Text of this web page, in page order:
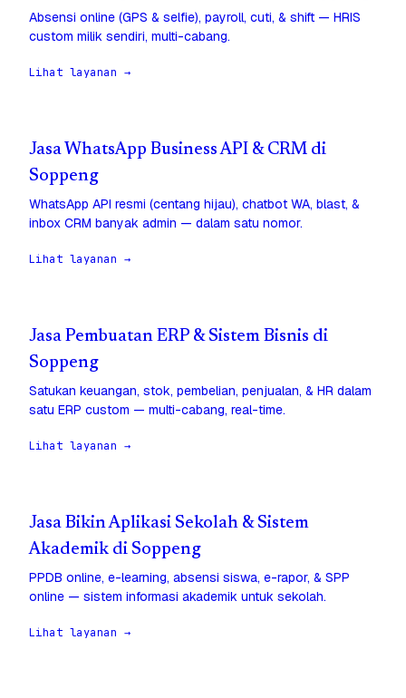
Absensi online (GPS & selfie), payroll, cuti, & shift — HRIS
custom milik sendiri, multi-cabang.
Lihat layanan →
Jasa WhatsApp Business API & CRM di
Soppeng
WhatsApp API resmi (centang hijau), chatbot WA, blast, &
inbox CRM banyak admin — dalam satu nomor.
Lihat layanan →
Jasa Pembuatan ERP & Sistem Bisnis di
Soppeng
Satukan keuangan, stok, pembelian, penjualan, & HR dalam
satu ERP custom — multi-cabang, real-time.
Lihat layanan →
Jasa Bikin Aplikasi Sekolah & Sistem
Akademik di Soppeng
PPDB online, e-learning, absensi siswa, e-rapor, & SPP
online — sistem informasi akademik untuk sekolah.
Lihat layanan →